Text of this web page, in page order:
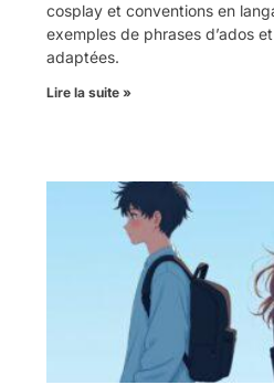
cosplay et conventions en
exemples de phrases d’ados
adaptées.
Lire la suite »